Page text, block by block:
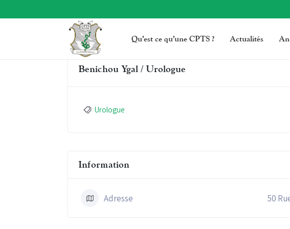
Qu’est ce qu’une CPTS ? Actualités
Benichou Ygal / Urologue
Urologue
Information
Adresse 50